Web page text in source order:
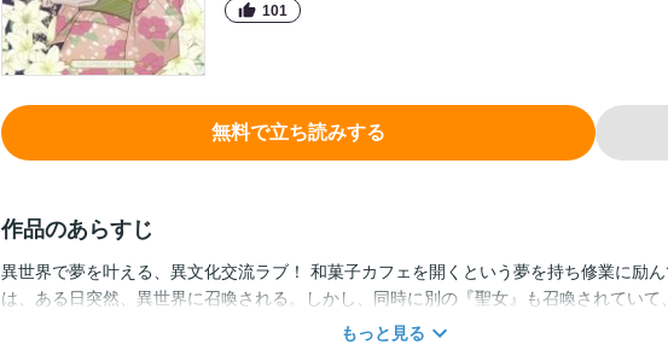
101
無料で立ち読みする
作品のあらすじ
異世界で夢を叶える、異文化交流ラブ！ 和菓子カフェを開くという夢を持ち修業に励
は、ある日突然、異世界に召喚される。しかし、同時に別の『聖女』も召喚されていて
は間違いだったと言われてしまい…!? ――ならばこの世界で夢の和菓子カフェを開き
もっと見る